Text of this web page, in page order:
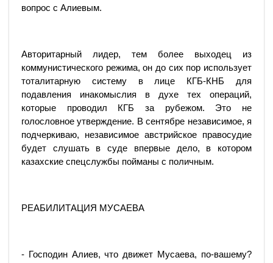
вопрос с Алиевым.
Авторитарный лидер, тем более выходец из
коммунистического режима, он до сих пор использует
тоталитарную систему в лице КГБ-КНБ для
подавления инакомыслия в духе тех операций,
которые проводил КГБ за рубежом. Это не
голословное утверждение. В сентябре независимое, я
подчеркиваю, независимое австрийское правосудие
будет слушать в суде впервые дело, в котором
казахские спецслужбы пойманы с поличным.
РЕАБИЛИТАЦИЯ МУСАЕВА
- Господин Алиев, что движет Мусаева, по-вашему?